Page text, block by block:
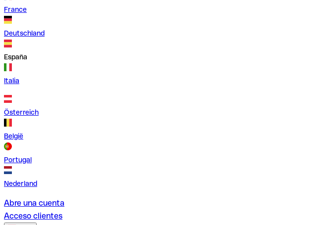
France
Deutschland
España
Italia
Österreich
België
Portugal
Nederland
Abre una cuenta
Acceso clientes